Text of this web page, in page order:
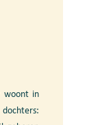
woont in